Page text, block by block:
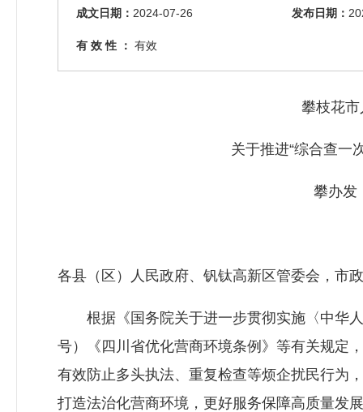
成文日期： 2024-07-26 发布日期：
有 效 性 ： 有效
攀枝花
关于推进“综合查一
攀办发
各县（区）人民政府、钒钛高新区管委会，市
根据《国务院关于进一步贯彻实施〈中华人
号）《四川省优化营商环境条例》等有关规定
有效防止多头执法、重复检查等烦企扰民行为
打造法治化营商环境，更好服务保障高质量发